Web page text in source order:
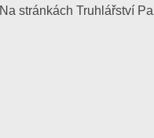
Na stránkách Truhlářství